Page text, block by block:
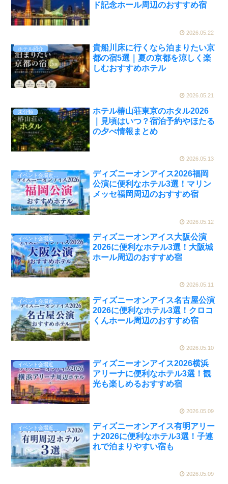
ド記念ホール周辺のおすすめ宿
2026.05.22
ホテル紹介
貴船川床に行くなら泊まりたい京
都の宿5選｜夏の京都を涼しく楽
しむおすすめホテル
2026.05.21
未分類
ホテル椿山荘東京のホタル2026
｜見頃はいつ？宿泊予約やほたる
の夕べ情報まとめ
2026.05.13
ディズニーオンアイス2026福岡
公演に便利なホテル3選！マリン
メッセ福岡周辺のおすすめ宿
2026.05.12
ディズニーオンアイス大阪公演
2026に便利なホテル3選！大阪城
ホール周辺のおすすめ宿
2026.05.11
イベント会場近くのホテル
ディズニーオンアイス名古屋公演
2026に便利なホテル3選！クロコ
くんホール周辺のおすすめ宿
2026.05.10
ディズニーオンアイス2026横浜
アリーナに便利なホテル3選！観
光も楽しめるおすすめ宿
2026.05.09
ディズニーオンアイス有明アリー
ナ2026に便利なホテル3選！子連
れで泊まりやすい宿も
2026.05.09